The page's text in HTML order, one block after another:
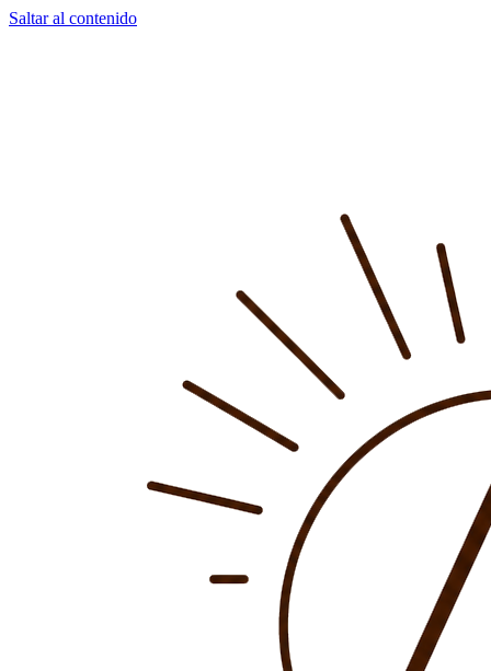
Saltar al contenido